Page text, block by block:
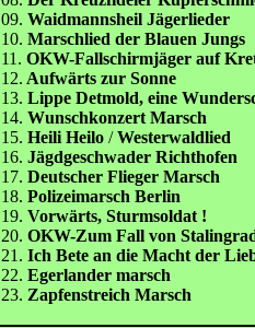
09. Waidmannsheil Jägerlieder
10.Marschlied der Blauen Jungs
11. OKW-Fallschirmjäger auf
12. Aufwärts zur Sonne
13.Lippe Detmold, eine
14. Wunschkonzert Marsch
15. Heili Heilo/Westerwaldlied
16. Jägdgeschwader Richthofen
17. Deutscher Flieger Marsch
18. Polizeimarsch Berlin
19. Vorwärts, Sturmsoldat !
20. OKW-Zum Fall von
21. Ich Bete an die Macht der
22. Egerlander marsch
23. Zapfenstreich Marsch